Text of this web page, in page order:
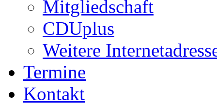
Mitgliedschaft
CDUplus
Weitere
Termine
Kontakt